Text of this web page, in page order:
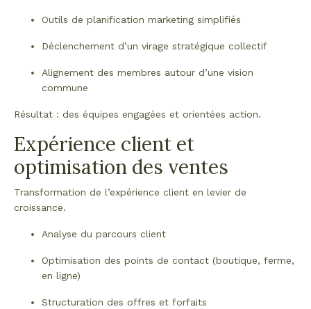
Outils de planification marketing simplifiés
Déclenchement d’un virage stratégique collectif
Alignement des membres autour d’une vision
commune
Résultat : des équipes engagées et orientées action.
Expérience client et
optimisation des ventes
Transformation de l’expérience client en levier de
croissance.
Analyse du parcours client
Optimisation des points de contact (boutique, ferme,
en ligne)
Structuration des offres et forfaits